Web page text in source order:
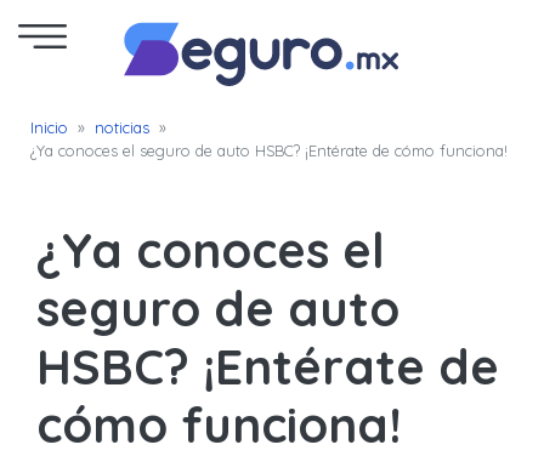
Seguro
de
Seguro
para
Motos
Cotizar
Inicio » noticias »
¿Ya conoces el seguro de auto HSBC? ¡Entérate de cómo funciona!
¿Ya conoces el
seguro de auto
HSBC? ¡Entérate de
cómo funciona!